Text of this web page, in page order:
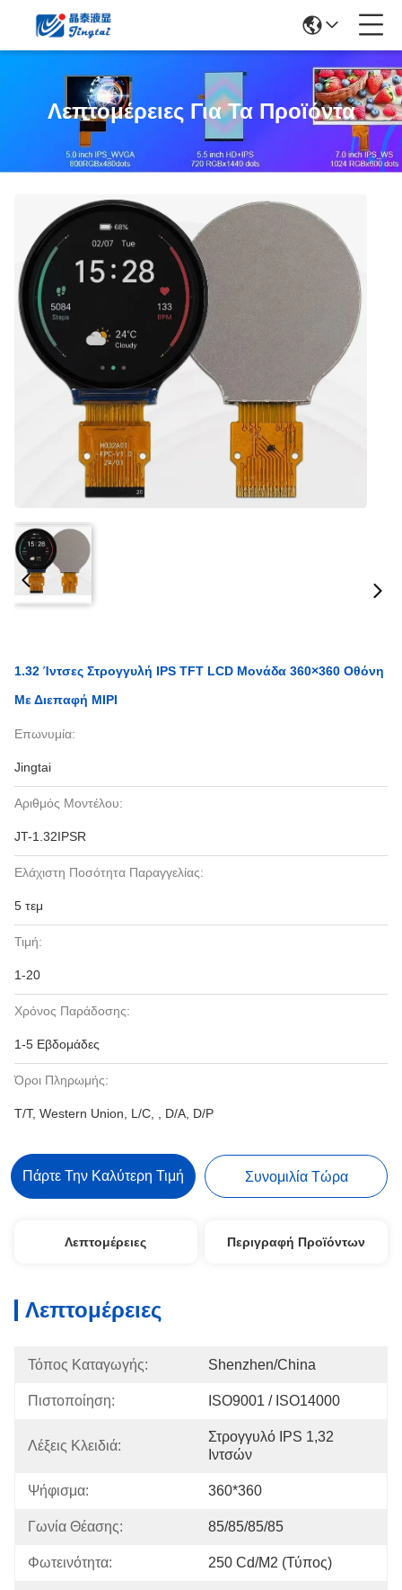
Λεπτομέρειες Για Τα Προϊόντα
1.32 Ίντσες Στρογγυλή IPS TFT LCD Μονάδα 360×360 Οθόνη
Με Διεπαφή MIPI
Επωνυμία:
Jingtai
Αριθμός Μοντέλου:
JT-1.32IPSR
Ελάχιστη Ποσότητα Παραγγελίας:
5 τεμ
Τιμή:
1-20
Χρόνος Παράδοσης:
1-5 Εβδομάδες
Όροι Πληρωμής:
T/T, Western Union, L/C, , D/A, D/P
Πάρτε Την Καλύτερη Τιμή Συνομιλία Τώρα
Λεπτομέρειες Περιγραφή Προϊόντων
Λεπτομέρειες
Τόπος Καταγωγής: Shenzhen/china
Πιστοποίηση: ISO9001 / ISO14000
Λέξεις Κλειδιά:
Στρογγυλό IPS 1,32
Ιντσών
Ψήφισμα: 360*360
Γωνία Θέασης: 85/85/85/85
Φωτεινότητα: 250 Cd/m2 (τύπος)